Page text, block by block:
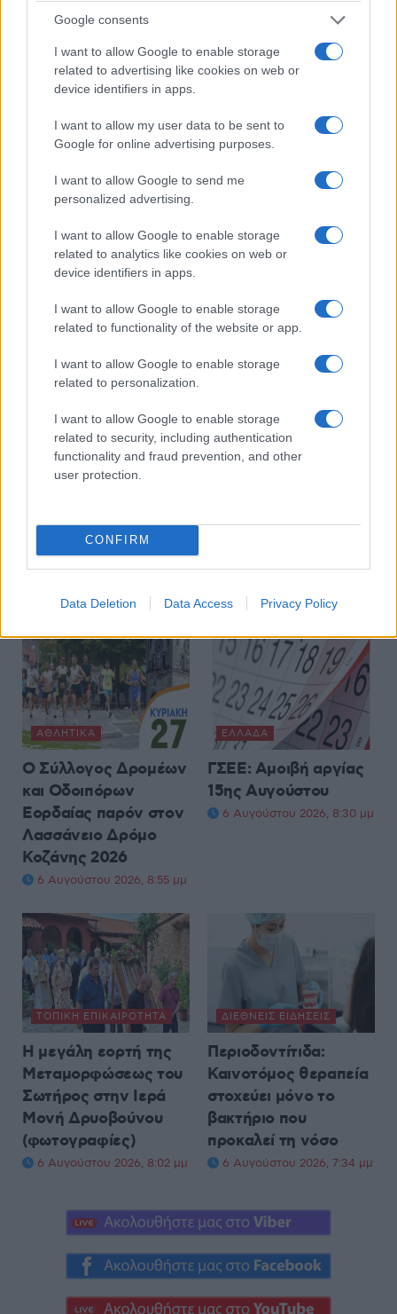
Google consents
I want to allow Google to enable storage
related to advertising like cookies on web or
device identifiers in apps.
I want to allow my user data to be sent to
Google for online advertising purposes.
I want to allow Google to send me
personalized advertising.
I want to allow Google to enable storage
related to analytics like cookies on web or
device identifiers in apps.
I want to allow Google to enable storage
related to functionality of the website or app.
I want to allow Google to enable storage
related to personalization.
I want to allow Google to enable storage
related to security, including authentication
functionality and fraud prevention, and other
user protection.
CONFIRM
Data Deletion Data Access Privacy Policy
ΡΕΠΟΡΤΆΖ
Κοζάνη: Κέφι, χορός
και παράδοση στη
Σκ’ρκα – Πλήθος
κόσμου στο πανηγύρι
Αγίου Νικάνορα
(Φωτογραφίες &
βίντεο)
7 Αυγούστου 2026, 2:23 πμ
Οι μουσικές επιλογές
του e-ptolemeos.gr:
AC/DC – Are You
ΑΘΛΗΤΙΚΆ
Ο Σύλλογος Δρομέων
και Οδοιπόρων
Εορδαίας παρόν στον
Λασσάνειο Δρόμο
Κοζάνης 2026
6 Αυγούστου 2026, 8:55 μμ
ΕΛΛΆΔΑ
ΓΣΕΕ: Αμοιβή αργίας
15ης Αυγούστου
6 Αυγούστου 2026, 8:30 μμ
ΤΟΠΙΚΉ ΕΠΙΚΑΙΡΌΤΗΤΑ
Η μεγάλη εορτή της
Μεταμορφώσεως του
Σωτήρος στην Ιερά
Μονή Δρυοβούνου
(φωτογραφίες)
6 Αυγούστου 2026, 8:02 μμ
ΔΙΕΘΝΕΊΣ ΕΙΔΉΣΕΙΣ
Περιοδοντίτιδα:
Καινοτόμος θεραπεία
στοχεύει μόνο το
βακτήριο που
προκαλεί τη νόσο
6 Αυγούστου 2026, 7:34 μμ